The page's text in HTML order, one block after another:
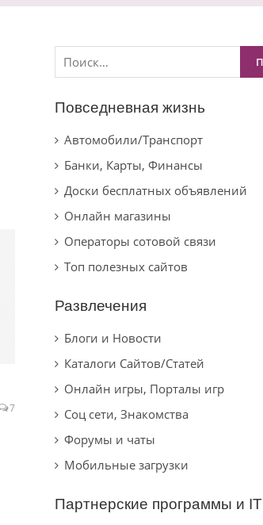
7
Найти:
Повседневная жизнь
Автомобили/Транспорт
Банки, Карты, Финансы
Доски бесплатных объявлений
Онлайн магазины
Операторы сотовой связи
Топ полезных сайтов
Развлечения
Блоги и Новости
Каталоги Сайтов/Статей
Онлайн игры, Порталы игр
Соц сети, Знакомства
Форумы и чаты
Мобильные загрузки
Партнерские программы и IT